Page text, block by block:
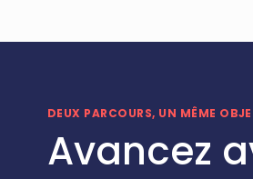
DEUX PARCOURS, UN MÊME
Avancez